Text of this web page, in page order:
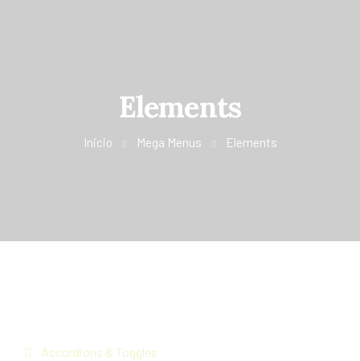
Elements
Inicio Mega Menus Elements
Accordions & Toggles